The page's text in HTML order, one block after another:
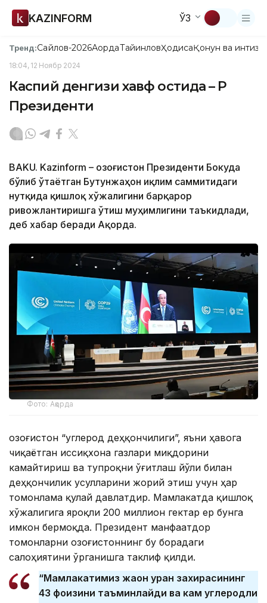
KAZINFORM ЎЗ
Тренд:Сайлов-2026АқордаТайинловҲодисаҚонун ва
18:04, 12 Ноябр 2024
Каспий денгизи хавф остида – ҚР
Президенти
BAKU. Kazinform – Қозоғистон Президенти Бокуда
бўлиб ўтаётган Бутунжаҳон иқлим саммитидаги
нутқида қишлоқ хўжалигини барқарор
ривожлантиришга ўтиш муҳимлигини таъкидлади,
деб хабар беради Ақорда.
Фото: Ақорда
Қозоғистон “углерод деҳқончилиги”, яъни ҳавога
чиқаётган иссиқхона газлари миқдорини
камайтириш ва тупроқни ўғитлаш йўли билан
деҳқончилик усулларини жорий этиш учун ҳар
томонлама қулай давлатдир. Мамлакатда қишлоқ
хўжалигига яроқли 200 миллион гектар ер бунга
имкон бермоқда. Президент манфаатдор
томонларни Қозоғистоннинг бу борадаги
салоҳиятини ўрганишга таклиф қилди.
“Мамлакатимиз жаҳон уран захирасининг
43 фоизини таъминлайди ва кам углеродли